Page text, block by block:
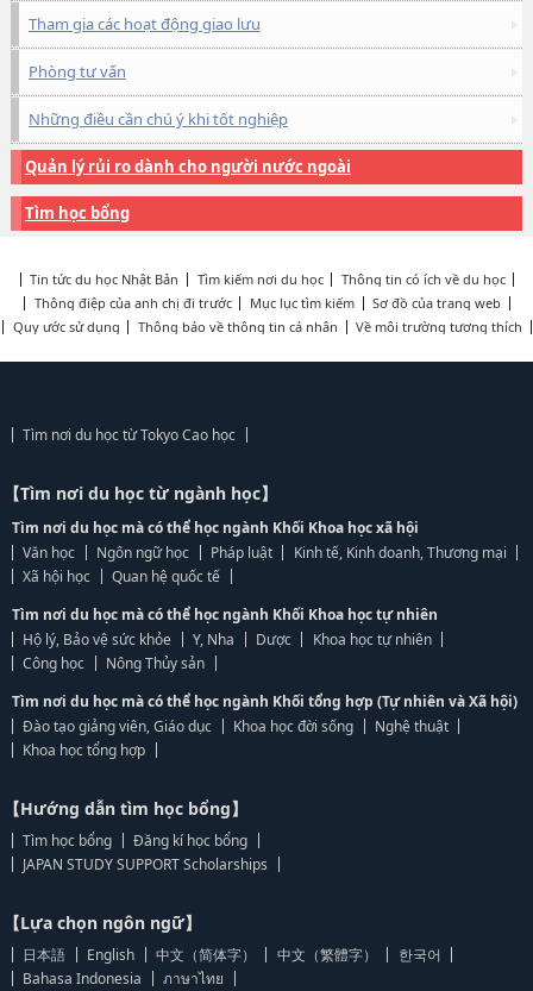
Tham gia các hoạt động giao lưu
Phòng tư vấn
Những điều cần chú ý khi tốt nghiệp
Quản lý rủi ro dành cho người nước ngoài
Tìm học bổng
Tin tức du học Nhật Bản Tìm kiếm nơi du học
Thông tin có ích về du học
Thông điệp của anh chị đi trước
Mục lục tìm kiếm
Sơ đồ của trang web
Quy ước sử dụng
Thông báo về thông tin cá nhân Về môi trường tương thích
Tìm nơi du học từ Tokyo Cao học
【Tìm nơi du học từ ngành học】
Tìm nơi du học mà có thể học ngành Khối Khoa học xã hội
Văn học
Ngôn ngữ học Pháp luật
Kinh tế, Kinh doanh, Thương mại
Xã hội học
Quan hệ quốc tế
Tìm nơi du học mà có thể học ngành Khối Khoa học tự nhiên
Hộ lý, Bảo vệ sức khỏe
Y, Nha Dược
Khoa học tự nhiên
Công học
Nông Thủy sản
Tìm nơi du học mà có thể học ngành Khối tổng hợp (Tự nhiên và Xã hội)
Đào tạo giảng viên, Giáo dục
Khoa học đời sống
Nghệ thuật
Khoa học tổng hợp
【Hướng dẫn tìm học bổng】
Tìm học bổng
Đăng kí học bổng
JAPAN STUDY SUPPORT Scholarships
【Lựa chọn ngôn ngữ】
日本語 English 中文（简体字） 中文（繁體字）
한국어
Bahasa Indonesia
ภาษาไทย